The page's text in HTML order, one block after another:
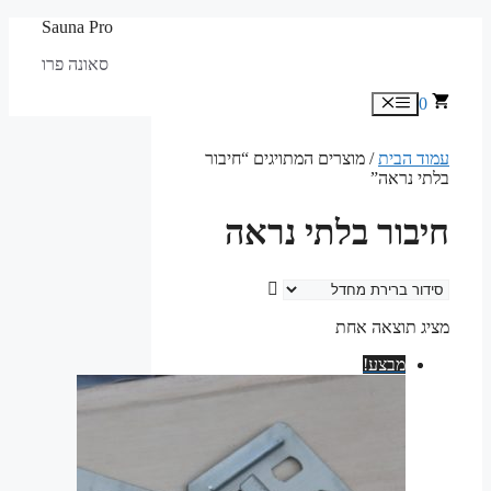
Sauna Pro
סאונה פרו
0 תפריט
עמוד הבית/ מוצרים המתויגים “חיבור
בלתי נראה”
חיבור בלתי נראה
מציג תוצאה אחת
מבצע!